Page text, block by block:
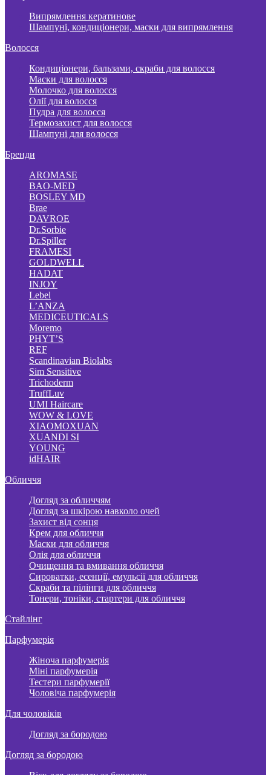
Випрямлення кератинове
Шампуні, кондиціонери, маски для випрямлення
Волосся
Кондиціонери, бальзами, скраби для волосся
Маски для волосся
Молочко для волосся
Олії для волосся
Пудра для волосся
Термозахист для волосся
Шампуні для волосся
Бренди
AROMASE
BAO-MED
BOSLEY MD
Brae
DAVROE
Dr.Sorbie
Dr.Spiller
FRAMESI
GOLDWELL
HADAT
INJOY
Lebel
L’ANZA
MEDICEUTICALS
Moremo
PHYT’S
REF
Scandinavian Biolabs
Sim Sensitive
Trichoderm
TruffLuv
UMI Haircare
WOW & LOVE
XIAOMOXUAN
XUANDI SI
YOUNG
idHAIR
Обличчя
Догляд за обличчям
Догляд за шкірою навколо очей
Захист від сонця
Крем для обличчя
Маски для обличчя
Олія для обличчя
Очищення та вмивання обличчя
Сироватки, есенції, емульсії для обличчя
Скраби та пілінги для обличчя
Тонери, тоніки, стартери для обличчя
Стайлінг
Парфумерія
Жіноча парфумерія
Міні парфумерія
Тестери парфумерії
Чоловіча парфумерія
Для чоловіків
Догляд за бородою
Догляд за бородою